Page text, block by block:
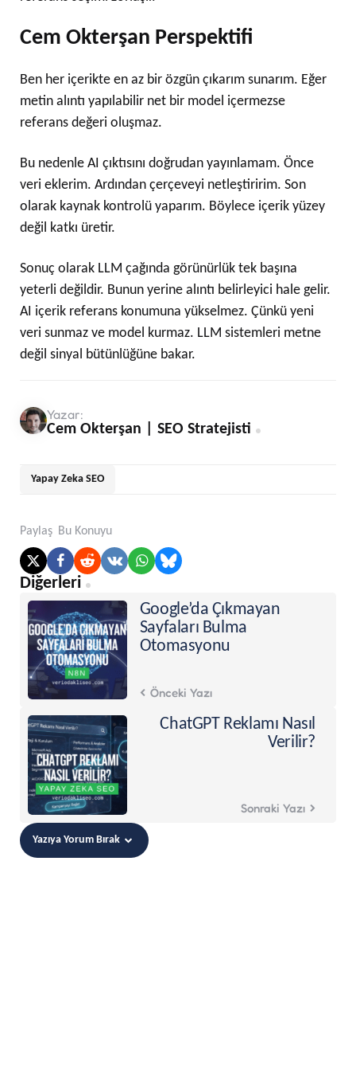
Cem Okterşan Perspektifi
Ben her içerikte en az bir özgün çıkarım sunarım. Eğer
metin alıntı yapılabilir net bir model içermezse
referans değeri oluşmaz.
Bu nedenle AI çıktısını doğrudan yayınlamam. Önce
veri eklerim. Ardından çerçeveyi netleştiririm. Son
olarak kaynak kontrolü yaparım. Böylece içerik yüzey
değil katkı üretir.
Sonuç olarak LLM çağında görünürlük tek başına
yeterli değildir. Bunun yerine alıntı belirleyici hale gelir.
AI içerik referans konumuna yükselmez. Çünkü yeni
veri sunmaz ve model kurmaz. LLM sistemleri metne
değil sinyal bütünlüğüne bakar.
Yapay Zeka SEO
Yazar:
Cem Okterşan | SEO Stratejisti
Paylaş Bu Konuyu
Diğerleri
Post
navigation
Google’da Çıkmayan
Sayfaları Bulma
Otomasyonu
Önceki Yazı
ChatGPT Reklamı Nasıl
Verilir?
Sonraki Yazı
Yazıya Yorum Bırak